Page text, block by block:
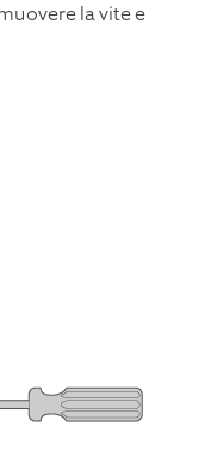
la vite e